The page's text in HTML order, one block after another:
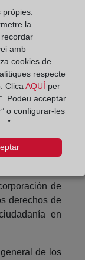
Con este
proteger al
general de
Ministerio
que tras la
de
derechos de
en
de los
pròpies:
la
amb
cookies de
respecte
Clica AQUÍ per
Podeu acceptar
o configurar-les